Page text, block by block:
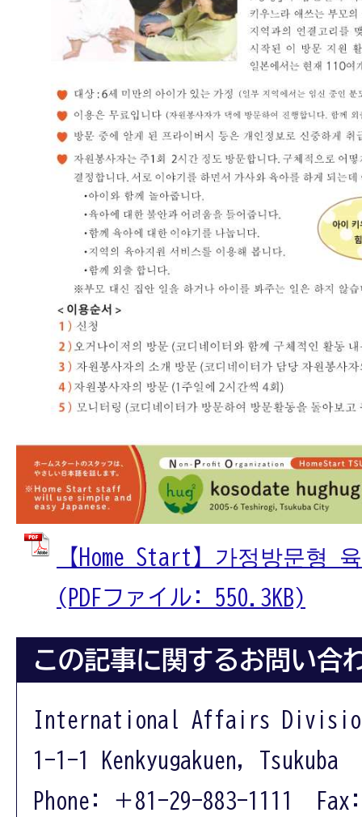
【Home Start】가정방문형
(PDFファイル: 550.3KB)
この記事に関するお問い合
International Affairs
1-1-1 Kenkyugakuen, Tsukuba
Phone: ＋81-29-883-1111